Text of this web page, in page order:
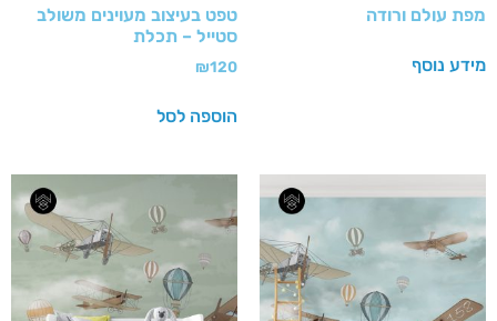
מפת עולם ורודה
מידע נוסף
טפט בעיצוב מעוינים משולב
סטייל – תכלת
₪120
הוספה לסל